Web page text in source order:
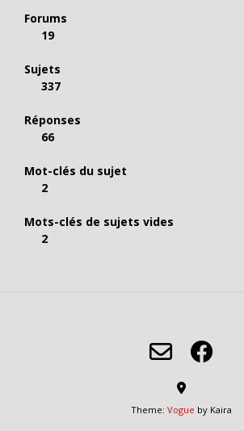
Forums
19
Sujets
337
Réponses
66
Mot-clés du sujet
2
Mots-clés de sujets vides
2
Theme: Vogue by Kaira